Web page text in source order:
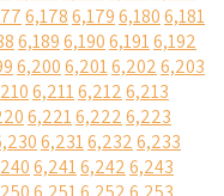
6,1786,1796,1806,181
6,1896,1906,1916,192
6,2006,2016,2026,203
6,2116,2126,213
6,2216,2226,223
6,2316,2326,233
6,2416,2426,243